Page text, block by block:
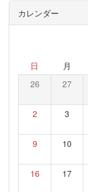
カレンダー
日 月
26 27
2 3
9 10
16 17